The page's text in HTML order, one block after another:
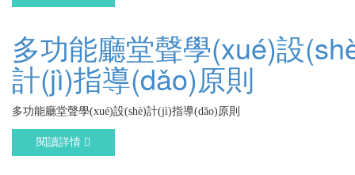
多功能廳堂聲學(xué)設
計(jì)指導(dǎo)原則
多功能廳堂聲學(xué)設(shè)計(jì)指導(dǎo)原則
閱讀詳情